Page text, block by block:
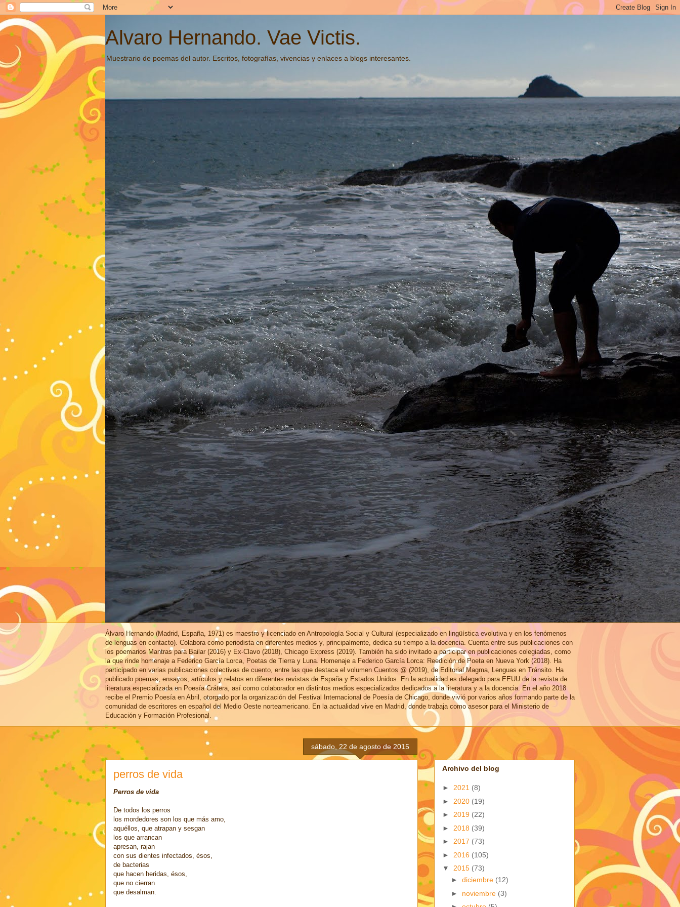
Alvaro Hernando. Vae Victis.
Muestrario de poemas del autor. Escritos, fotografías, vivencias y enlaces a blogs interesantes.
Álvaro Hernando (Madrid, España, 1971) es maestro y licenciado en Antropología Social y Cultural (especializado en lingüística evolutiva y en los fenómenos
de lenguas en contacto). Colabora como periodista en diferentes medios y, principalmente, dedica su tiempo a la docencia. Cuenta entre sus publicaciones con
los poemarios Mantras para Bailar (2016) y Ex-Clavo (2018), Chicago Express (2019). También ha sido invitado a participar en publicaciones colegiadas, como
la que rinde homenaje a Federico García Lorca, Poetas de Tierra y Luna. Homenaje a Federico García Lorca: Reedición de Poeta en Nueva York (2018). Ha
participado en varias publicaciones colectivas de cuento, entre las que destaca el volumen Cuentos @ (2019), de Editorial Magma, Lenguas en Tránsito. Ha
publicado poemas, ensayos, artículos y relatos en diferentes revistas de España y Estados Unidos. En la actualidad es delegado para EEUU de la revista de
literatura especializada en Poesía Crátera, así como colaborador en distintos medios especializados dedicados a la literatura y a la docencia. En el año 2018
recibe el Premio Poesía en Abril, otorgado por la organización del Festival Internacional de Poesía de Chicago, donde vivió por varios años formando parte de la
comunidad de escritores en español del Medio Oeste norteamericano. En la actualidad vive en Madrid, donde trabaja como asesor para el Ministerio de
Educación y Formación Profesional.
sábado, 22 de agosto de 2015
perros de vida
Perros de vida
De todos los perros
los mordedores son los que más amo,
aquéllos, que atrapan y sesgan
los que arrancan
apresan, rajan
con sus dientes infectados, ésos,
de bacterias
que hacen heridas, ésos,
que no cierran
que desalman.
Archivo del blog
► 2021 (8)
► 2020 (19)
► 2019 (22)
► 2018 (39)
► 2017 (73)
► 2016 (105)
▼ 2015 (73)
► diciembre (12)
► noviembre (3)